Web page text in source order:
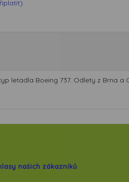
letadla Boeing 737. Odlety z Brna a
našich zákazníků.